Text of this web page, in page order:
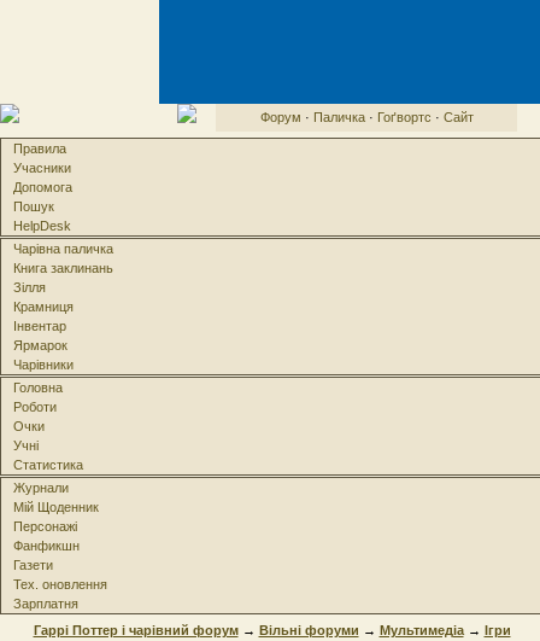
Форум · Паличка· Гоґвортс · Сайт
Правила
Учасники
Допомога
Пошук
HelpDesk
Чарівна паличка
Книга заклинань
Зілля
Крамниця
Інвентар
Ярмарок
Чарівники
Головна
Роботи
Очки
Учні
Статистика
Журнали
Мій Щоденник
Персонажі
Фанфикшн
Газети
Тех. оновлення
Зарплатня
Гаррі Поттер і чарівний форум→ Вільні форуми → Мультимедіа→ Ігри